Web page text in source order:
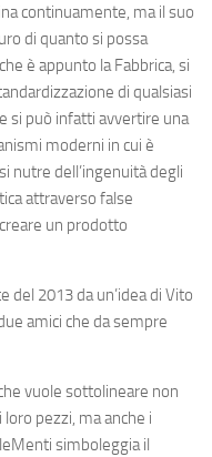
continuamente, ma il suo
di quanto si possa
è appunto la Fabbrica, si
di qualsiasi
si può infatti avvertire una
moderni in cui è
nutre dell’ingenuità degli
attraverso false
un prodotto
del 2013 da un’idea di Vito
amici che da sempre
vuole sottolineare non
pezzi, ma anche i
simboleggia il